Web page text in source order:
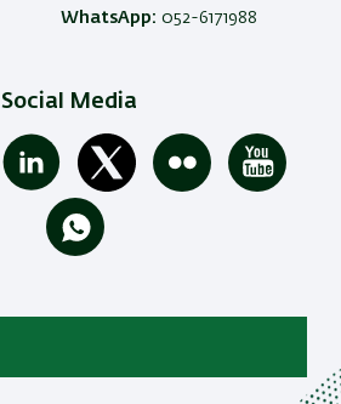
WhatsApp: 052-6171988
Social Media